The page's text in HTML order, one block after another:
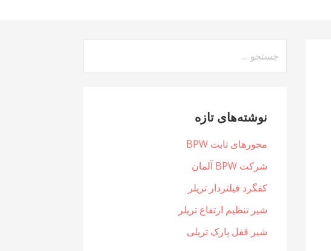
برای:
نوشته‌های تازه
محورهای ثابت BPW
شرکت BPW آلمان
کفگرد فیلتردار تریلر
شیر تنظیم ارتفاع تریلر
شیر قفل پارک تریلی